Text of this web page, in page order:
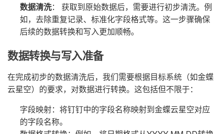
数据清洗： 获取到原始数据后，需要进行初步清洗。例
如，去除重复记录、标准化字段格式等。这一步骤确保
后续的数据转换和写入更加顺畅。
数据转换与写入准备
在完成初步的数据清洗后，我们需要根据目标系统（如金蝶
云星空）的要求，对数据进行转换。这包括但不限于：
字段映射：将钉钉中的字段名称映射到金蝶云星空对应
的字段名称。